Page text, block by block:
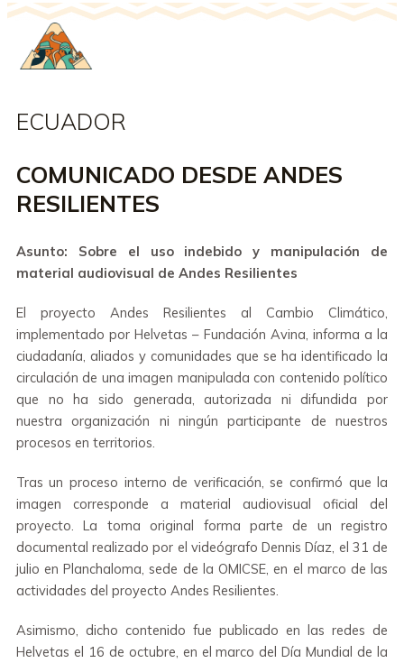
ECUADOR
COMUNICADO DESDE ANDES
RESILIENTES
Asunto: Sobre el uso indebido y manipulación de
material audiovisual de Andes Resilientes
El proyecto Andes Resilientes al Cambio Climático,
implementado por Helvetas – Fundación Avina, informa a la
ciudadanía, aliados y comunidades que se ha identificado la
circulación de una imagen manipulada con contenido político
que no ha sido generada, autorizada ni difundida por
nuestra organización ni ningún participante de nuestros
procesos en territorios.
Tras un proceso interno de verificación, se confirmó que la
imagen corresponde a material audiovisual oficial del
proyecto. La toma original forma parte de un registro
documental realizado por el videógrafo Dennis Díaz, el 31 de
julio en Planchaloma, sede de la OMICSE, en el marco de las
actividades del proyecto Andes Resilientes.
Asimismo, dicho contenido fue publicado en las redes de
Helvetas el 16 de octubre, en el marco del Día Mundial de la